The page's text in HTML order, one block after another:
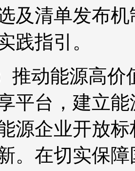
及清单发布
践指引。
推动能源高
平台，建立
源企业开放
。在切实保